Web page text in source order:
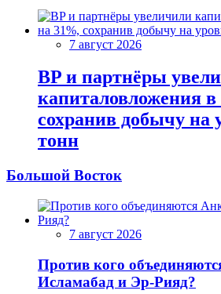
7 август 2026
BP и партнёры
капиталовложения
сохранив добычу на
тонн
Большой Восток
7 август 2026
Против кого
Исламабад и Эр-Рияд?